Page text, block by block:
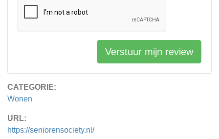
CATEGORIE:
Wonen
URL:
https://seniorensociety.nl/
Verstuur mijn review